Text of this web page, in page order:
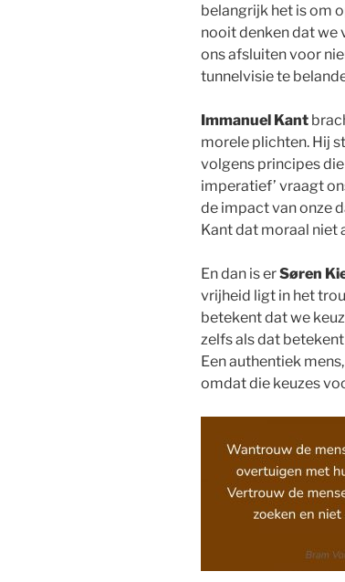
belangrijk het is om
nooit denken dat we
ons afsluiten voor
tunnelvisie te
Immanuel Kant
morele plichten. Hij
volgens principes
imperatief’ vraagt
de impact van onze
Kant dat moraal niet
En dan is erSøren
vrijheid ligt in het
betekent dat we
zelfs als dat
Een authentiek
omdat die keuzes